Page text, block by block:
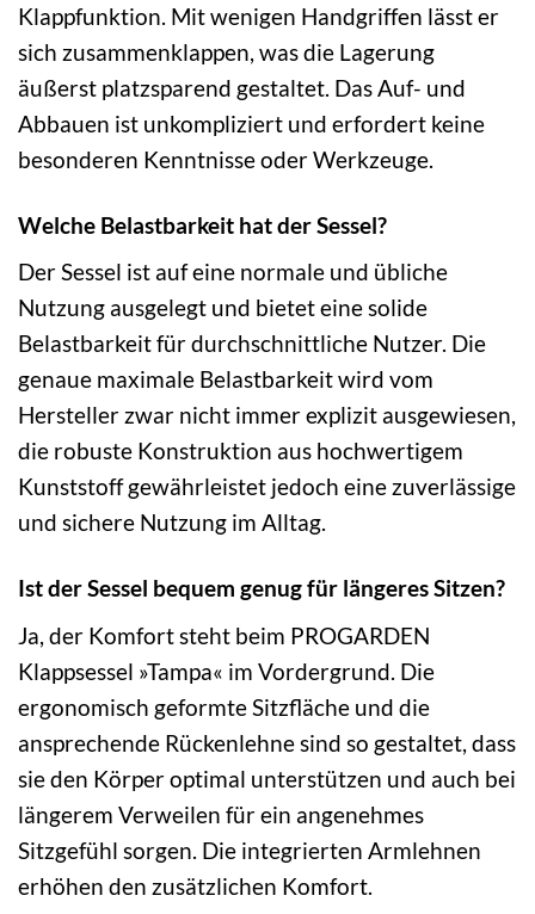
Klappfunktion. Mit wenigen Handgriffen lässt er
sich zusammenklappen, was die Lagerung
äußerst platzsparend gestaltet. Das Auf- und
Abbauen ist unkompliziert und erfordert keine
besonderen Kenntnisse oder Werkzeuge.
Welche Belastbarkeit hat der Sessel?
Der Sessel ist auf eine normale und übliche
Nutzung ausgelegt und bietet eine solide
Belastbarkeit für durchschnittliche Nutzer. Die
genaue maximale Belastbarkeit wird vom
Hersteller zwar nicht immer explizit ausgewiesen,
die robuste Konstruktion aus hochwertigem
Kunststoff gewährleistet jedoch eine zuverlässige
und sichere Nutzung im Alltag.
Ist der Sessel bequem genug für längeres Sitzen?
Ja, der Komfort steht beim PROGARDEN
Klappsessel »Tampa« im Vordergrund. Die
ergonomisch geformte Sitzfläche und die
ansprechende Rückenlehne sind so gestaltet, dass
sie den Körper optimal unterstützen und auch bei
längerem Verweilen für ein angenehmes
Sitzgefühl sorgen. Die integrierten Armlehnen
erhöhen den zusätzlichen Komfort.